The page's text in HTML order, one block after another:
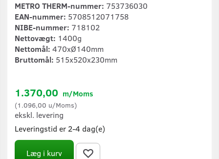
METRO THERM-nummer: 753736030
EAN-nummer: 5708512071758
NIBE-nummer: 718102
Nettovægt: 1400g
Nettomål: 470xØ140mm
Bruttomål: 515x520x230mm
1.370,00 m/Moms
(1.096,00 u/Moms)
ekskl. levering
Leveringstid er 2-4 dag(e)
Læg i kurv